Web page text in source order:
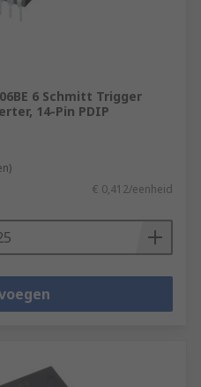
6 Schmitt Trigger
14-Pin PDIP
€ 0,412/eenheid